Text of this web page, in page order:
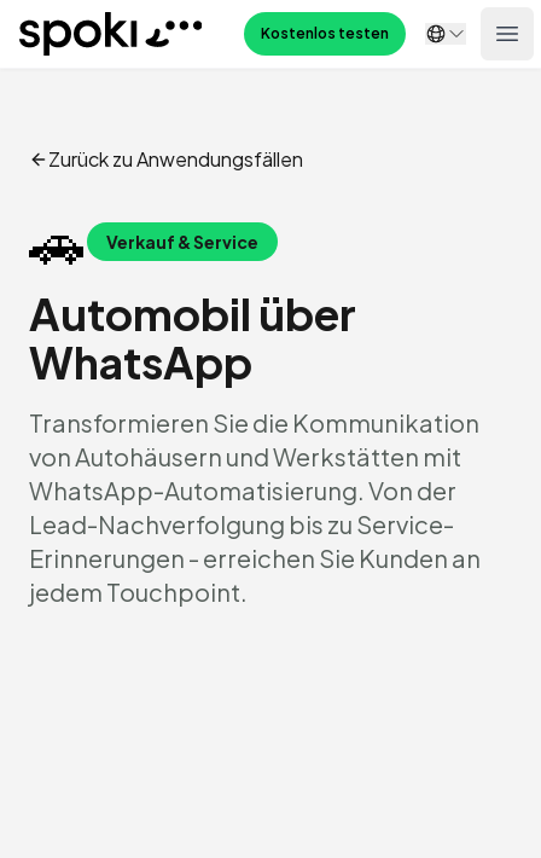
Spoki Kostenlos testen
Zurück zu Anwendungsfällen
🚗 Verkauf & Service
Automobil über
WhatsApp
Transformieren Sie die Kommunikation
von Autohäusern und Werkstätten mit
WhatsApp-Automatisierung. Von der
Lead-Nachverfolgung bis zu Service-
Erinnerungen - erreichen Sie Kunden an
jedem Touchpoint.